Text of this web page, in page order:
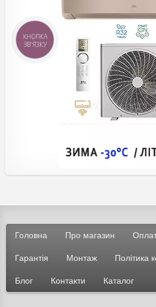
Головна Про магазин
Гарантія Монтаж Політика
Блог Контакти Каталог
КНОПКА
ЗВ'ЯЗКУ